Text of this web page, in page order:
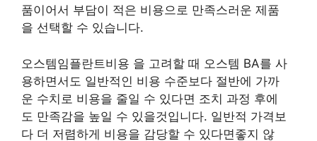
품이어서 부담이 적은 비용으로 만족스러운 제품
을 선택할 수 있습니다.
오스템임플란트비용 을 고려할 때 오스템 BA를 사
용하면서도 일반적인 비용 수준보다 절반에 가까
운 수치로 비용을 줄일 수 있다면 조치 과정 후에
도 만족감을 높일 수 있을것입니다. 일반적 가격보
다 더 저렴하게 비용을 감당할 수 있다면좋지 않